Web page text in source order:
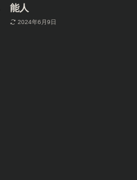
能人
2024年6月9日